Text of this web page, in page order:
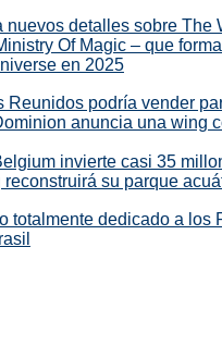
nuevos detalles sobre The
Of Magic – que
en 2025
Reunidos podría vender
anuncia una wing
invierte casi 35
reconstruirá su parque
totalmente dedicado a los